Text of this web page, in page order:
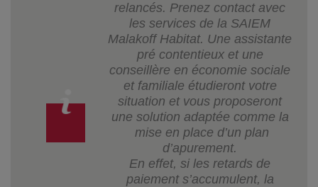
relancés. Prenez contact avec
les services de la SAIEM
Malakoff Habitat. Une assistante
pré contentieux et une
conseillère en économie sociale
et familiale étudieront votre
situation et vous proposeront
une solution adaptée comme la
mise en place d’un plan
d’apurement.
En effet, si les retards de
paiement s’accumulent, la